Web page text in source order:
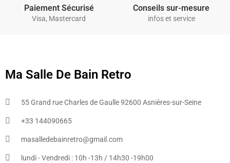
Paiement Sécurisé
Visa, Mastercard
Conseils sur-mesure
infos et service
Ma Salle De Bain Retro
55 Grand rue Charles de Gaulle 92600 Asnières-sur-Seine
+33 144090665​
masalledebainretro@gmail.com
lundi - Vendredi : 10h -13h / 14h30 -19h00